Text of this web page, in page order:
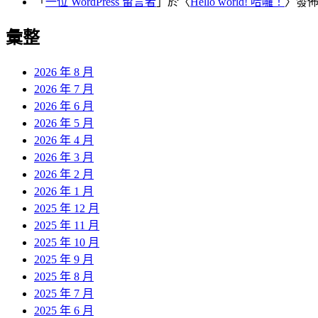
彙整
2026 年 8 月
2026 年 7 月
2026 年 6 月
2026 年 5 月
2026 年 4 月
2026 年 3 月
2026 年 2 月
2026 年 1 月
2025 年 12 月
2025 年 11 月
2025 年 10 月
2025 年 9 月
2025 年 8 月
2025 年 7 月
2025 年 6 月